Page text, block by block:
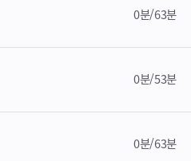
0분/63분
0분/53분
0분/63분